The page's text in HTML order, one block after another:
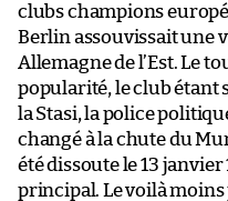
clubs champions
Berlin assouvissait une
Allemagne de l’Est. Le
popularité, le club étant
la Stasi, la police
changé à la chute du
été dissoute le 13 janvier
principal. Le voilà moins